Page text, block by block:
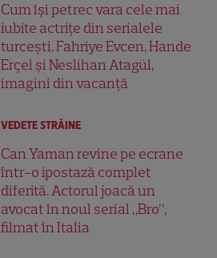
Cum își petrec vara cele mai
iubite actrițe din serialele
turcești. Fahriye Evcen, Hande
Erçel și Neslihan Atagül,
imagini din vacanță
VEDETE STRĂINE
Can Yaman revine pe ecrane
într-o ipostază complet
diferită. Actorul joacă un
avocat în noul serial „Bro”,
filmat în Italia